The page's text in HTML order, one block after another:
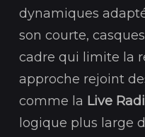
dynamiques
son courte,
cadre qui limite la
approche rejoint
comme la Live
logique plus large